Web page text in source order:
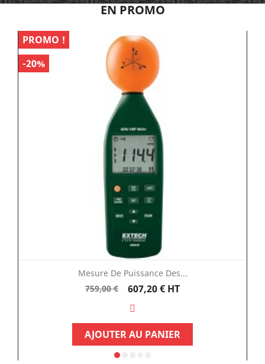
EN PROMO
Mesure De Puissance Des...
Prix
base
759,00 € Prix
607,20 € HT
AJOUTER AU PANIER
PROMO !
-20%